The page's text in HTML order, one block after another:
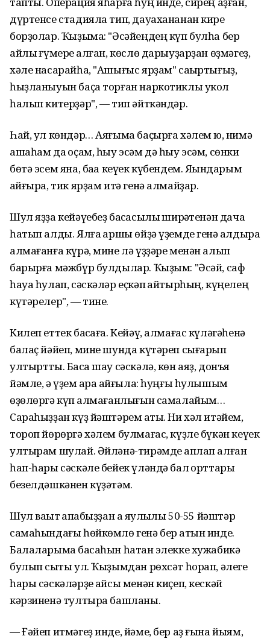
дүртенсе стадияла тип, дауахананан кире
борҙолар. Ҡыҙыма: "Әсәйеңдең күп булһа бер
айлыҡ ғүмере ҡалған, көслө дарыуҙарҙан өҙмәгеҙ,
хәле насарайһа, "Ашығыс ярҙам" саҡыртығыҙ,
һыҙланыуын баҫа торған наркотиклы укол
һалып китерҙәр", — тип әйткәндәр.
Һай, ул көндәр… Аяғыма баҫырға хәлем юҡ, нимә
ашаһам да ҡоҫам, һыу эсәм дә һыу эсәм, сөнки
бөтә эсем яна, баҡа кеүек күбендем. Яҡындарым
ҡайғыра, тик ярҙам итә генә алмайҙар.
Шул яҙҙа кейәүебеҙ баҡсасылыҡ ширҡәтенән дача
һатып алды. Ялға ҡаршы өйҙә үҙемде генә ҡалдыра
алмағанға күрә, мине лә үҙҙәре менән алып
барырға мәжбүр булдылар. Ҡыҙым: "Әсәй, саф
һауа һулап, сәскәләр еҫкәп ҡайтырһың, күңелең
күтәрелер", — тине.
Килеп еттек баҡсаға. Кейәү, алмағас күләгәһенә
балаҫ йәйеп, мине шунда күтәреп сығарып
ултыртты. Баҡса шау сәскәлә, көн аяҙ, донъя
йәмле, ә үҙем ҡара ҡайғыла: һуңғы һулышым
өҙөлөргә күп ҡалмағанлығын самалайым…
Сараһыҙҙан күҙ йәштәрем аҡты. Ни хәл итәйем,
тороп йөрөргә хәлем булмағас, күҙле бүкән кеүек
ултырам шулай. Әйләнә-тирәмде ҡаплап алған
һап-һары сәскәле бейек үләндә бал ҡорттары
безелдәшкәнен күҙәтәм.
Шул ваҡыт ҡапҡабыҙҙан аҡ яулыҡлы 50-55 йәштәр
самаһындағы һөйкөмлө генә бер ҡатын инде.
Балаларыма баҡсаһын һатҡан элекке хужабикә
булып сыҡты ул. Ҡыҙымдан рөхсәт һорап, әлеге
һары сәскәләрҙе ҡайсы менән киҫеп, кескәй
кәрзиненә тултыра башланы.
— Ғәйеп итмәгеҙ инде, йәме, бер аҙ ғына йыям,